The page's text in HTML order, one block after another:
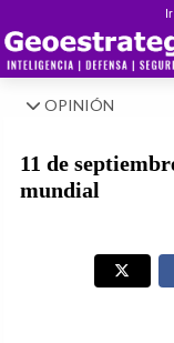
OPINIÓN
11 de
mundial